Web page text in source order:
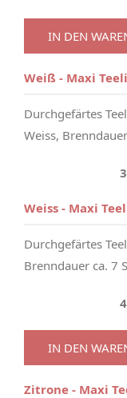
IN DEN
Weiß - Maxi
Durchgefärtes
Weiss,
Weiss - Maxi
Durchgefärtes
Brenndauer ca. 7
IN DEN
Zitrone - Maxi